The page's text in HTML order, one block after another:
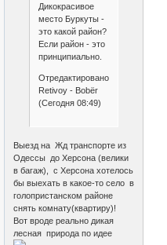
Дикокрасивое
место Буркуты -
это какой район?
Если район - это
принципиально.
Отредактировано
Retivoy - Bobёr
(Сегодня 08:49)
Выезд на Жд транспорте из
Одессы до Херсона (велики
в багаж), с Херсона хотелось
бы выехать в какое-то село в
голопристанском районе
снять комнату(квартиру)!
Вот вроде реально дикая
лесная природа по идее